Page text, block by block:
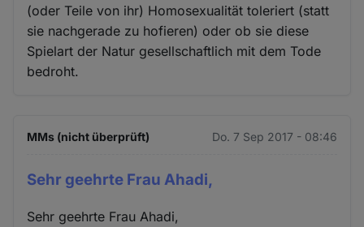
(oder Teile von ihr) Homosexualität toleriert (statt
sie nachgerade zu hofieren) oder ob sie diese
Spielart der Natur gesellschaftlich mit dem Tode
bedroht.
MMs (nicht überprüft) Do. 7 Sep 2017 - 08:46
Sehr geehrte Frau Ahadi,
Sehr geehrte Frau Ahadi,